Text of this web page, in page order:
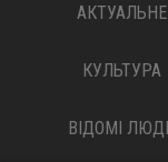
АКТУАЛЬНЕ
КУЛЬТУРА
ВІДОМІ